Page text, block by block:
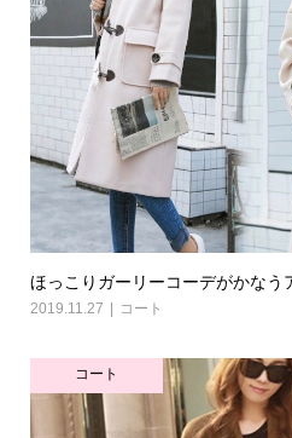
ほっこりガーリーコーデがかな
2019.11.27 コート
コート